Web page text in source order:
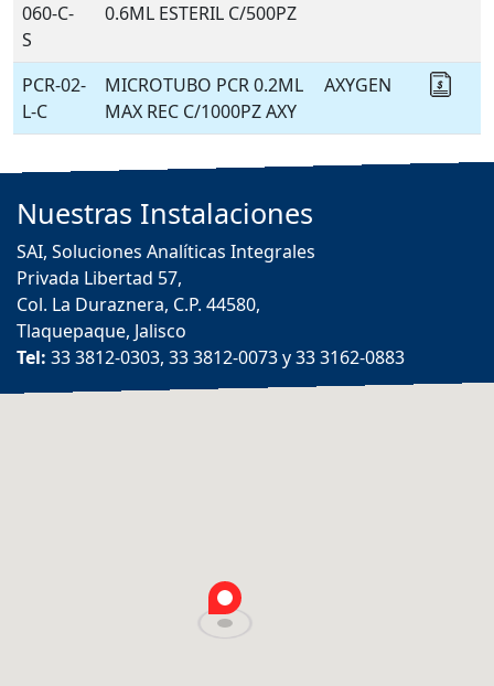
060-C-
S
0.6ML ESTERIL C/500PZ
PCR-02-
L-C
MICROTUBO PCR 0.2ML
MAX REC C/1000PZ AXY
AXYGEN
Nuestras Instalaciones
SAI, Soluciones Analíticas Integrales
Privada Libertad 57,
Col. La Duraznera, C.P. 44580,
Tlaquepaque, Jalisco
Tel: 33 3812-0303, 33 3812-0073 y 33 3162-0883